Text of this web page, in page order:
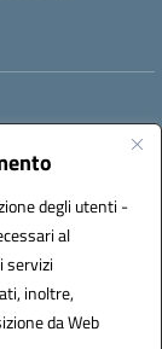
degli utenti -
al
servizi
inoltre,
da Web